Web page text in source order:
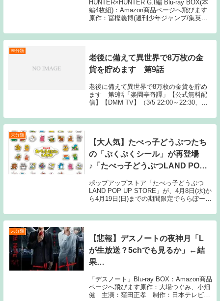
HUNTER×HUNTER G.I編 Blu-ray BOX(本
編4枚組)：Amazon商品ページへ飛びます
原作：冨樫義博(週刊少年ジャンプ/集英
20/08/07(金)06:46:44 ID:CE...
未分類
老後に備えて異世界で8万枚の金
貨を貯めます 第9話
老後に備えて異世界で8万枚の金貨を貯め
ます 第9話「楽園亭奇譚」【公式無料配
信】【DMM TV】（3/5 22:00～22:30、見
1週間）【Gyao】（3/10 2:30～1週間)
【公...
未分類
【大人気】たべっ子どうぶつたち
の「ぷくぷくシール」が再登場
♪「たべっ子どうぶつLAND POP
開催
ポップアップストア「たべっ子どうぶつ
LAND POP UP STORE」が、4月8日(水)か
ら4月19日(日)までの期間限定でららぽーと
くシール」も再登場する。
未分類
【悲報】デスノートの夜神月「L
が生放送？5chでも見るか」←結
果…
「デスノート」Blu-ray BOX：Amazon商品
ページへ飛びます原作：大場つぐみ、小畑
健 主演：窪田正孝 制作：日本テレビ1: